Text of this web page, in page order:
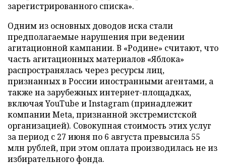
зарегистрированного списка».
Одним из основных доводов иска стали
предполагаемые нарушения при ведении
агитационной кампании. В «Родине» считают, что
часть агитационных материалов «Яблока»
распространялась через ресурсы лиц,
признанных в России иностранными агентами, а
также на зарубежных интернет-площадках,
включая YouTube и Instagram (принадлежит
компании Meta, признанной экстремистской
организацией). Совокупная стоимость этих услуг
за период с 27 июня по 6 августа превысила 55
млн рублей, при этом оплата производилась не из
избирательного фонда.